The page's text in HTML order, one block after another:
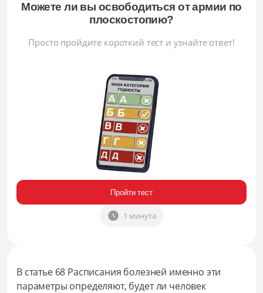
Можете ли вы освободиться от армии по
плоскостопию?
Просто пройдите короткий тест и узнайте ответ!
Пройти тест
1 минута
В статье 68 Расписания болезней именно эти
параметры определяют, будет ли человек